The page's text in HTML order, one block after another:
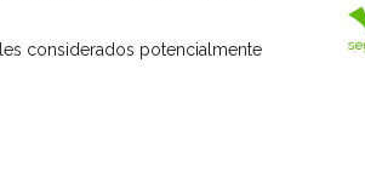
considerados potencialmente